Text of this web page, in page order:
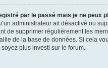
par le passé mais je ne peux
administrateur ait désactivé ou
de supprimer régulièrement les
de la base de données. Si cela
plus investi sur le forum.